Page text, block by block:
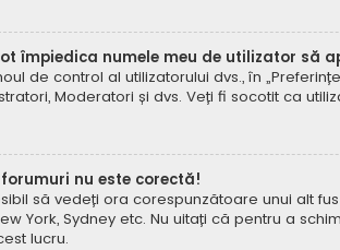
împiedica numele meu de utilizator să
de control al utilizatorului dvs., în
Moderatori și dvs. Veți fi socotit ca
nu este corectă!
să vedeți ora corespunzătoare unui alt
York, Sydney etc. Nu uitați că pentru a
lucru.